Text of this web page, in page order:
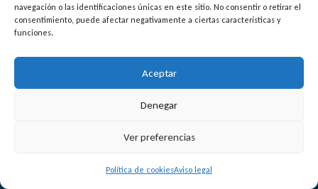
navegación o las identificaciones únicas en este sitio. No consentir o retirar el
consentimiento, puede afectar negativamente a ciertas características y
funciones.
Aceptar
Denegar
Ver preferencias
Política de cookiesAviso legal
L
i
n
u